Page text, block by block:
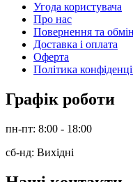
Угода користувача
Про нас
Повернення та
Доставка і оплата
Оферта
Політика
Графік роботи
пн-пт: 8:00 - 18:00
сб-нд: Вихідні